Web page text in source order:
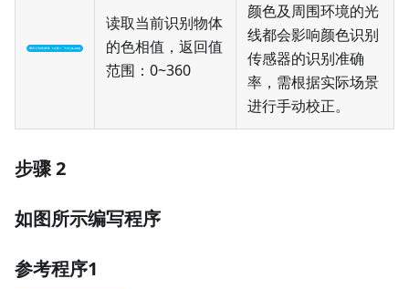
读取当前识别物体
的色相值，返回值
范围：0~360
颜色及周围环境的光
线都会影响颜色识别
传感器的识别准确
率，需根据实际场景
进行手动校正。
步骤 2
如图所示编写程序
参考程序1